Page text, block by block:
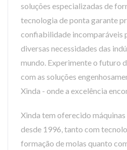
soluções especializadas de
tecnologia de ponta garante
confiabilidade incomparáveis
diversas necessidades das
mundo. Experimente o futuro
com as soluções
Xinda - onde a excelência
Xinda tem oferecido máquinas
desde 1996, tanto com
formação de molas quanto